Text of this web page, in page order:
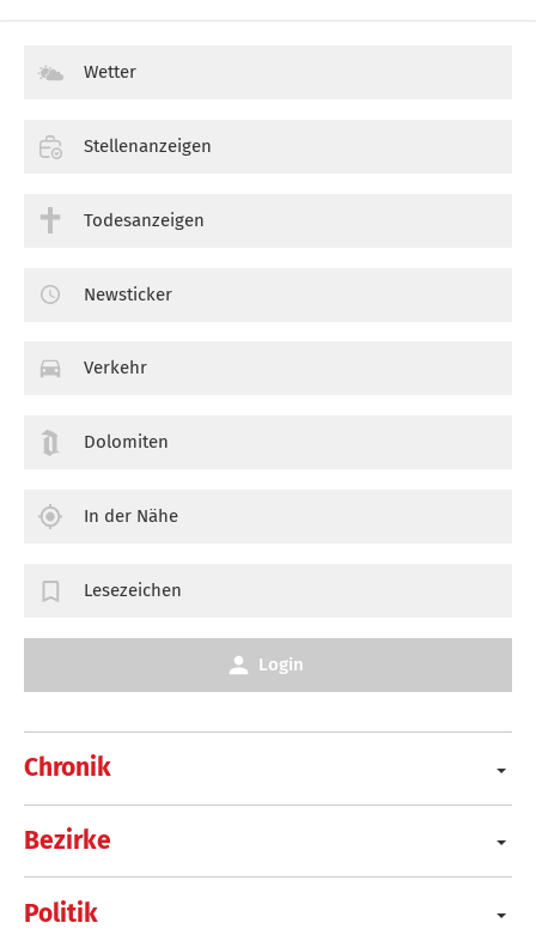
Chronik
Bezirke
Politik
Wetter
Stellenanzeigen
Todesanzeigen
Newsticker
Verkehr
Dolomiten
In der Nähe
Lesezeichen
Login